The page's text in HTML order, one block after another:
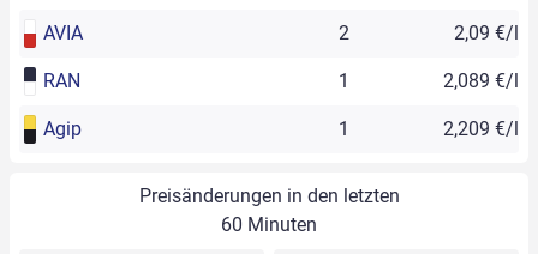
AVIA 2 2,09 €/l
RAN 1 2,089 €/l
Agip 1 2,209 €/l
Preisänderungen in den letzten
60 Minuten